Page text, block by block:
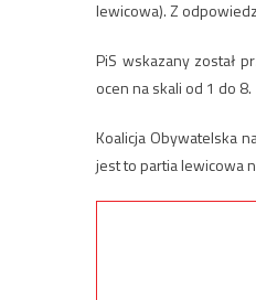
lewicowa). Z
PiS wskazany został
ocen na skali od 1 do 8.
Koalicja Obywatelska
jest to partia lewicowa